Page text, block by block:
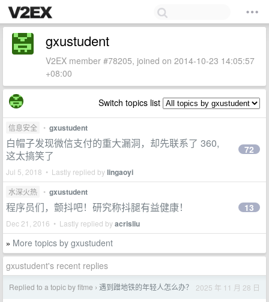
gxustudent
V2EX member #78205, joined on 2014-10-23 14:05:57
+08:00
Switch topics list
信息安全 • gxustudent
白帽子发现微信支付的重大漏洞，却先联系了 360,
这太搞笑了
Jul 5, 2018 • Lastly replied bylingaoyi
72
水深火热 • gxustudent
程序员们，颤抖吧！研究称抖腿有益健康！
Dec 21, 2016 • Lastly replied byacrisliu
13
» More topics by gxustudent
gxustudent's recent replies
Replied to a topic by fitme › 遇到蹭地铁的年轻人怎么办？ 2025 年 11 月 28 日